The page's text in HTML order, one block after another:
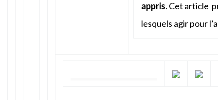
appris. Cet article
lesquels agir pour